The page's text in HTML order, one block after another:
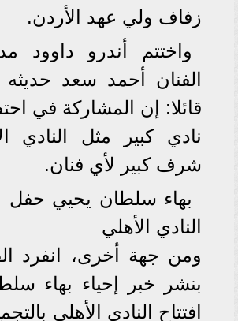
زفاف ولي عهد الأردن.
واختتم أندرو داوود
الفنان أحمد سعد حديثه
قائلا: إن المشاركة في
نادي كبير مثل النادي
شرف كبير لأي فنان.
بهاء سلطان يحيي حفل
النادي الأهلي
بنشر خبر إحياء بهاء
افتتاح النادي الأهلي